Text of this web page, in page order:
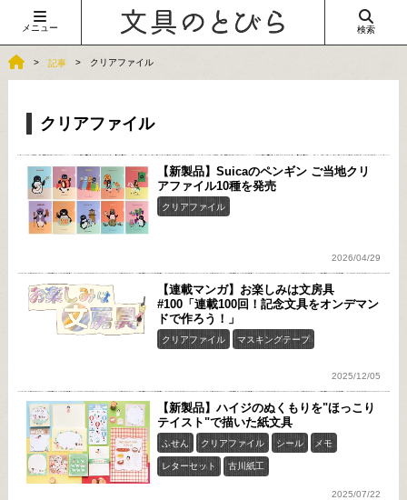
メニュー 検索
記事 クリアファイル
クリアファイル
【新製品】Suicaのペンギン ご当地クリ
アファイル10種を発売
クリアファイル
2026/04/29
【連載マンガ】お楽しみは文房具
#100「連載100回！記念文具をオンデマン
ドで作ろう！」
クリアファイル マスキングテープ
2025/12/05
【新製品】ハイジのぬくもりを"ほっこり
テイスト"で描いた紙文具
ふせん クリアファイル シール メモ
レターセット 古川紙工
2025/07/22